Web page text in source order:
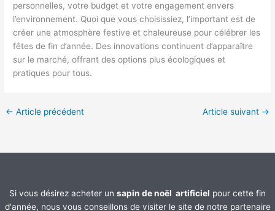
personnelles, votre budget et votre engagement envers
l’environnement. Quoi que vous choisissiez, l’important est de
créer une atmosphère festive et chaleureuse pour célébrer les
fêtes de fin d’année. Des innovations continuent d’apparaître
sur le marché, offrant des options plus écologiques et
pratiques pour tous.
← Article précédent Article suivant →
Si vous désirez acheter un sapin de noël artificiel pour cette fin
d'année, nous vous conseillons de visiter le site de notre partenaire